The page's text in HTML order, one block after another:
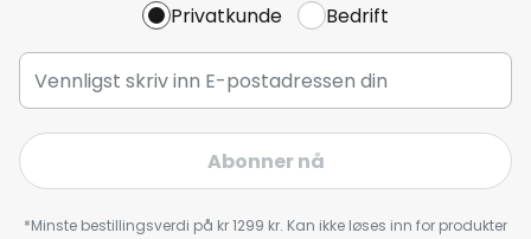
Privatkunde Bedrift
Abonner nå
*Minste bestillingsverdi på kr 1299 kr. Kan ikke løses inn for produkter